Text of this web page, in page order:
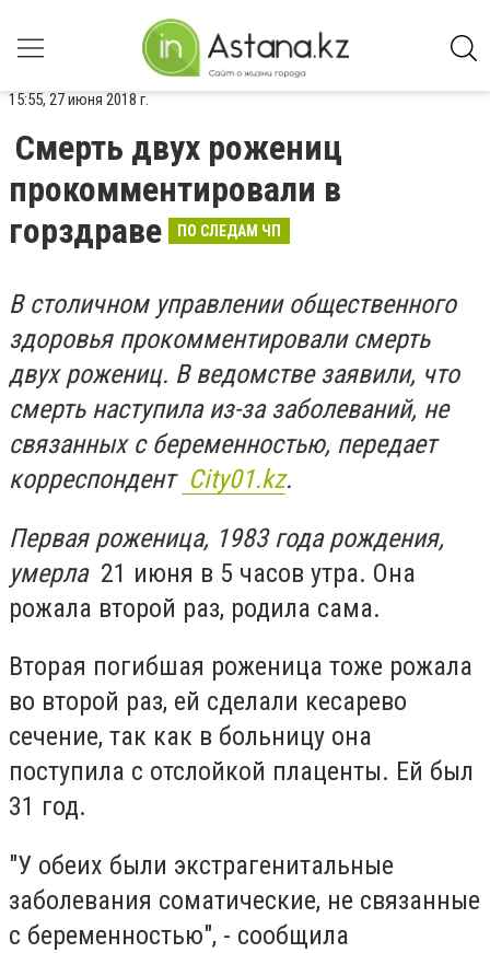
15:55, 27 июня 2018 г.
Смерть двух рожениц
прокомментировали в
горздраве
ПО СЛЕДАМ ЧП
В столичном управлении общественного
здоровья прокомментировали смерть
двух рожениц. В ведомстве заявили, что
смерть наступила из-за заболеваний, не
связанных с беременностью, передает
корреспондент Сity01.kz.
Первая роженица, 1983 года рождения,
умерла 21 июня в 5 часов утра. Она
рожала второй раз, родила сама.
Вторая погибшая роженица тоже рожала
во второй раз, ей сделали кесарево
сечение, так как в больницу она
поступила с отслойкой плаценты. Ей был
31 год.
"У обеих были экстрагенитальные
заболевания соматические, не связанные
с беременностью", - сообщила